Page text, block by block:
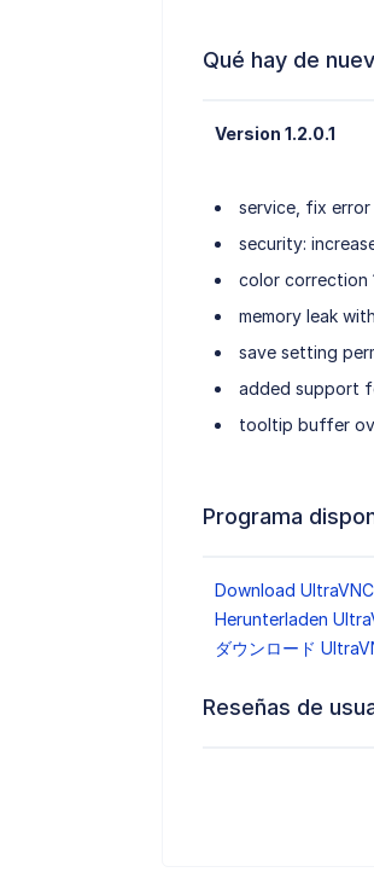
Qué hay de
Version 1.2.0.1
service, fix
security:
color correction
memory leak
save setting
added support
tooltip buffer
Programa
Download
Herunterladen
ダウンロード
Reseñas de